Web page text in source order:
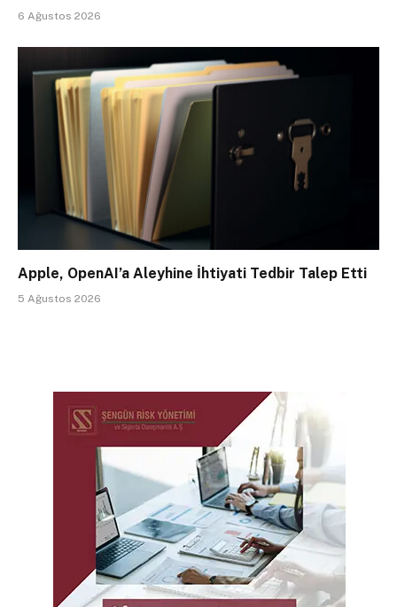
6 Ağustos 2026
Apple, OpenAI’a Aleyhine İhtiyati Tedbir Talep Etti
5 Ağustos 2026